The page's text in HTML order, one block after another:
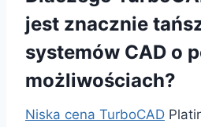
jest znacznie
systemów CAD o
możliwościach?
Niska cena TurboCAD